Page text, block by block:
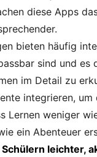
diese Apps
bieten häufig
sind und es
im Detail zu
integrieren, um
Lernen weniger
ein Abenteuer
leichter,